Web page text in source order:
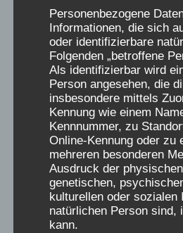
Verschickungskinder“
wissenschaftlichen
Verein Aufarbeitung und
Kinderverschickung /
IBAN: DE704306 0967
Postanschrift: AEKV e.V.
12059 Berlin:
Journalistenwenden sich
Interviews mit Betroffenen
Personenbezogene
Informationen, die sich
oder identifizierbare
Folgenden „betroffene
Als identifizierbar wird
Person angesehen, die
insbesondere mittels
Kennung wie einem
Kennnummer, zu
Online-Kennung oder zu
mehreren besonderen
Ausdruck der
genetischen,
kulturellen oder sozialen
natürlichen Person sind,
kann.